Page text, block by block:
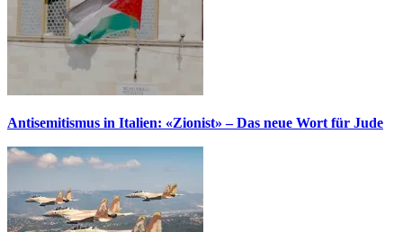
Antisemitismus in Italien: «Zionist» – Das neue Wort für Jude